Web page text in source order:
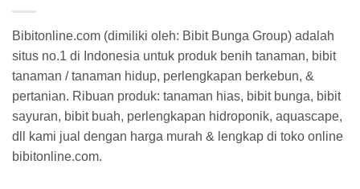
Bibitonline.com (dimiliki oleh: Bibit Bunga Group) adalah
situs no.1 di Indonesia untuk produk benih tanaman, bibit
tanaman / tanaman hidup, perlengkapan berkebun, &
pertanian. Ribuan produk: tanaman hias, bibit bunga, bibit
sayuran, bibit buah, perlengkapan hidroponik, aquascape,
dll kami jual dengan harga murah & lengkap di toko online
bibitonline.com.